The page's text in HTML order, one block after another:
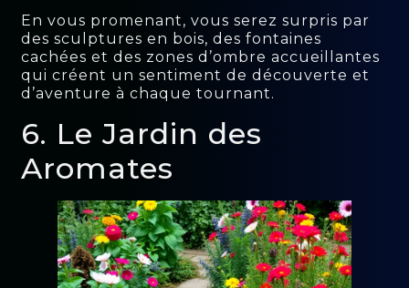
En vous promenant, vous serez surpris par
des sculptures en bois, des fontaines
cachées et des zones d’ombre accueillantes
qui créent un sentiment de découverte et
d’aventure à chaque tournant.
6. Le Jardin des
Aromates